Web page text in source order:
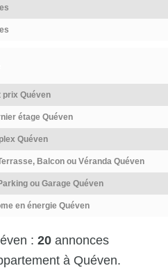
prix Quéven
étage Quéven
Quéven
Balcon ou Véranda Quéven
ou Garage Quéven
en énergie Quéven
: 20 annonces
à Quéven.